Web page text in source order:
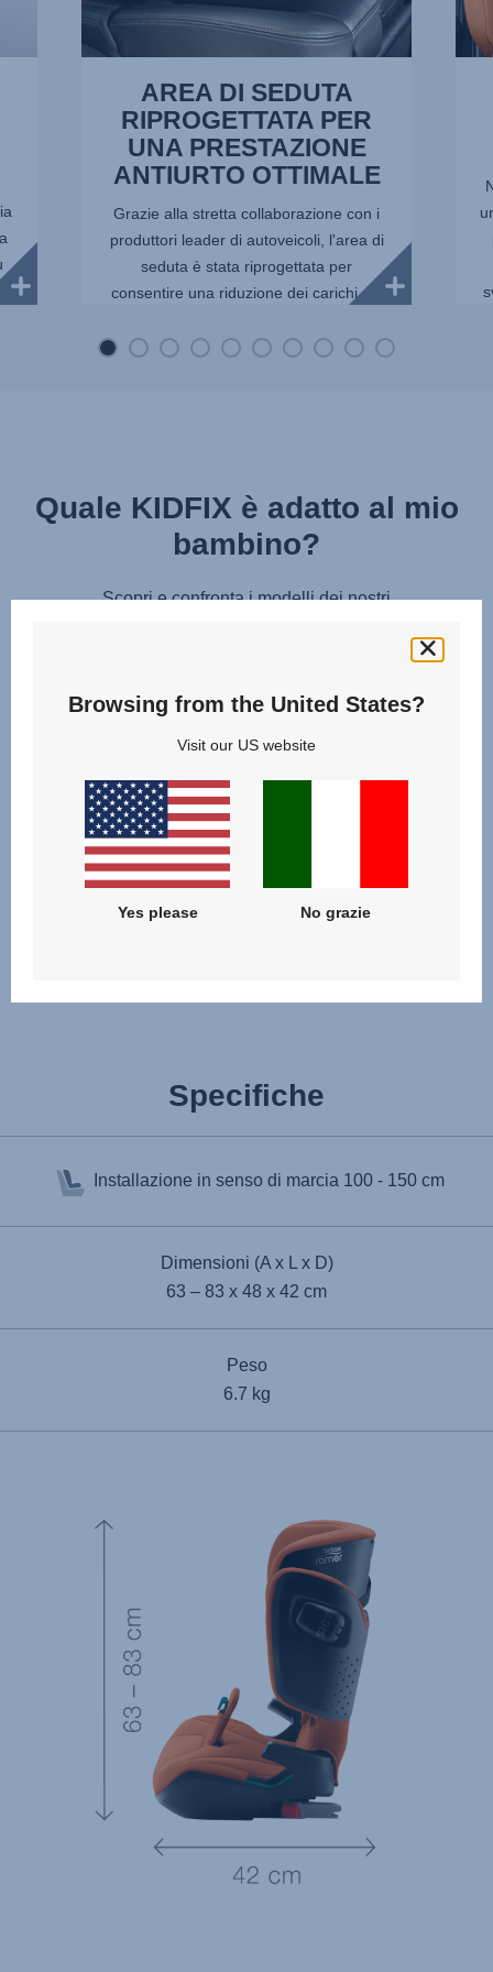
AREA DI SEDUTA
RIPROGETTATA PER
UNA PRESTAZIONE
ANTIURTO OTTIMALE
Grazie alla stretta collaborazione con i
produttori leader di autoveicoli, l'area di
seduta è stata riprogettata per
consentire una riduzione dei carichi sul
Römer svolti c...
Quale KIDFIX è adatto al mio
bambino?
Scopri e confronta i modelli dei nostri
e trova il prodotto giusto per la tua famiglia!
CLICCA PER CONFRONTARE
Specifiche
Installazione in senso di marcia 100 - 150 cm
Dimensioni (A x L x D)
63 – 83 x 48 x 42 cm
Peso
6.7 kg
Browsing from the United States?
Visit our US website
Yes please No grazie